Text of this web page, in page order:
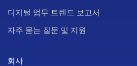
디지털 업무 트렌드 보고서
자주 묻는 질문 및 지원
회사